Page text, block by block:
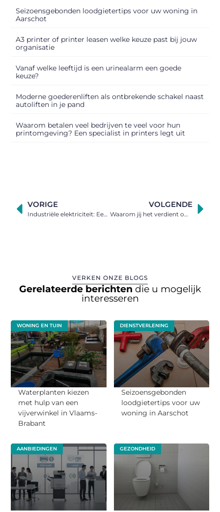
Seizoensgebonden loodgietertips voor uw woning in
Aarschot
A3 printer of printer leasen welke keuze past bij jouw
organisatie
Vanaf welke leeftijd is een urinealarm een goede
keuze?
Moderne goederenliften als ontbrekende schakel naast
autoliften in je pand
Waarom betalen veel bedrijven te veel voor hun
printomgeving? Een specialist in printers legt uit
VORIGE
Industriële elektriciteit: Een boost voor uw bedrijf
VOLGENDE
Waarom jij het verdient om een parelketting te kopen
VERKEN ONZE BLOGS
Gerelateerde berichten die u mogelijk
interesseren
WONING EN TUIN
Waterplanten kiezen
met hulp van een
vijverwinkel in Vlaams-
Brabant
DIENSTVERLENING
Seizoensgebonden
loodgietertips voor uw
woning in Aarschot
AANBIEDINGEN GEZONDHEID